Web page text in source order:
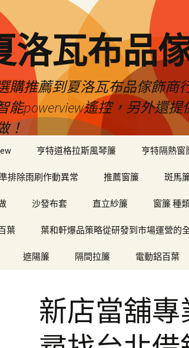
洛瓦布品
購推薦到夏洛瓦布品傢飾商
能powerview遙控，另外還
！
亨特道格拉斯風琴簾 亨特隔熱窗
排除雨刷作動異常 推薦窗簾 斑馬
沙發布套 直立紗簾 窗簾 種
葉 葉和軒爆品策略從研發到市場運營的
遮陽簾 隔間拉簾 電動鋁百葉
新店當舖